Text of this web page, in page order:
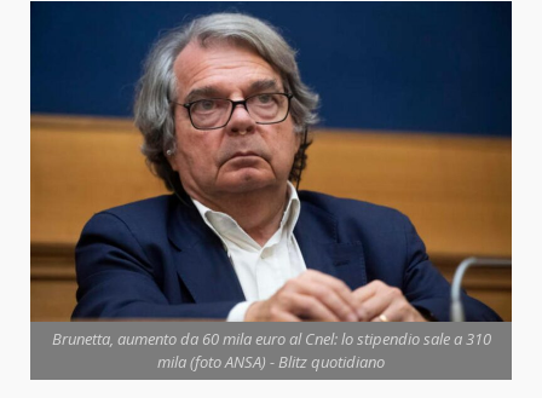
Brunetta, aumento da 60 mila euro al Cnel: lo stipendio sale a 310
mila (foto ANSA) - Blitz quotidiano